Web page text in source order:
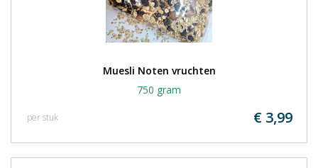
Muesli Noten vruchten
750 gram
€ 3,99
per stuk